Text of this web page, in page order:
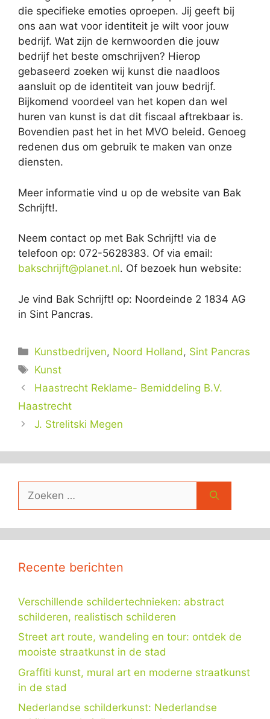
die specifieke emoties oproepen. Jij geeft bij
ons aan wat voor identiteit je wilt voor jouw
bedrijf. Wat zijn de kernwoorden die jouw
bedrijf het beste omschrijven? Hierop
gebaseerd zoeken wij kunst die naadloos
aansluit op de identiteit van jouw bedrijf.
Bijkomend voordeel van het kopen dan wel
huren van kunst is dat dit fiscaal aftrekbaar is.
Bovendien past het in het MVO beleid. Genoeg
redenen dus om gebruik te maken van onze
diensten.
Meer informatie vind u op de website van Bak
Schrijft!.
Neem contact op met Bak Schrijft! via de
telefoon op: 072-5628383. Of via email:
bakschrijft@planet.nl. Of bezoek hun website:
Je vind Bak Schrijft! op: Noordeinde 2 1834 AG
in Sint Pancras.
Categorieën
Kunstbedrijven, Noord Holland , Sint Pancras
Tags
Kunst
Haastrecht Reklame- Bemiddeling B.V.
Haastrecht
J. Strelitski Megen
naar:
Recente berichten
Verschillende schildertechnieken: abstract
schilderen, realistisch schilderen
Street art route, wandeling en tour: ontdek de
mooiste straatkunst in de stad
Graffiti kunst, mural art en moderne straatkunst
in de stad
Nederlandse schilderkunst: Nederlandse